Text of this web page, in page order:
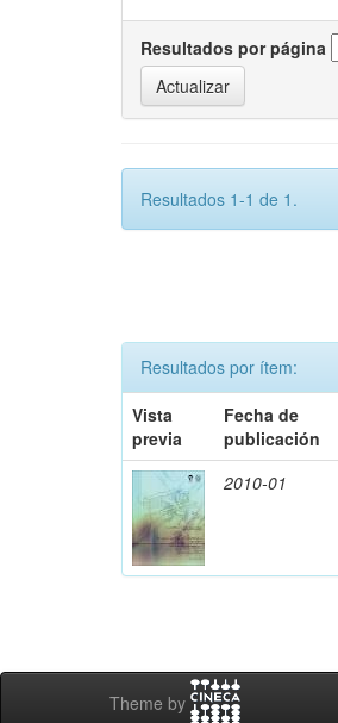
Resultados por página
Resultados 1-1 de 1.
Resultados por ítem:
Vista
previa
Fecha de
publicación
2010-01
Theme by